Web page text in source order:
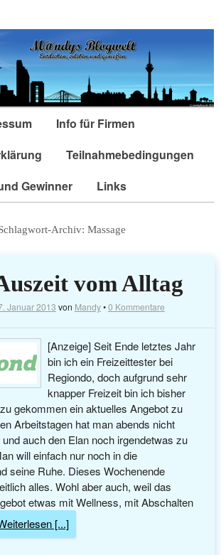
Info für Firmen
Teilnahmebedingungen
Gewinner
Links
Archiv: Massage
vom Alltag
Januar 2013 von Mandy•0 Kommentare
[Anzeige] Seit Ende letztes Jahr
bin ich ein Freizeittester bei
Regiondo, doch aufgrund sehr
knapper Freizeit bin ich bisher
gekommen ein aktuelles Angebot zu
Arbeitstagen hat man abends nicht
auch den Elan noch irgendetwas zu
will einfach nur noch in die
seine Ruhe. Dieses Wochenende
alles. Wohl aber auch, weil das
etwas mit Wellness, mit Abschalten
[...]